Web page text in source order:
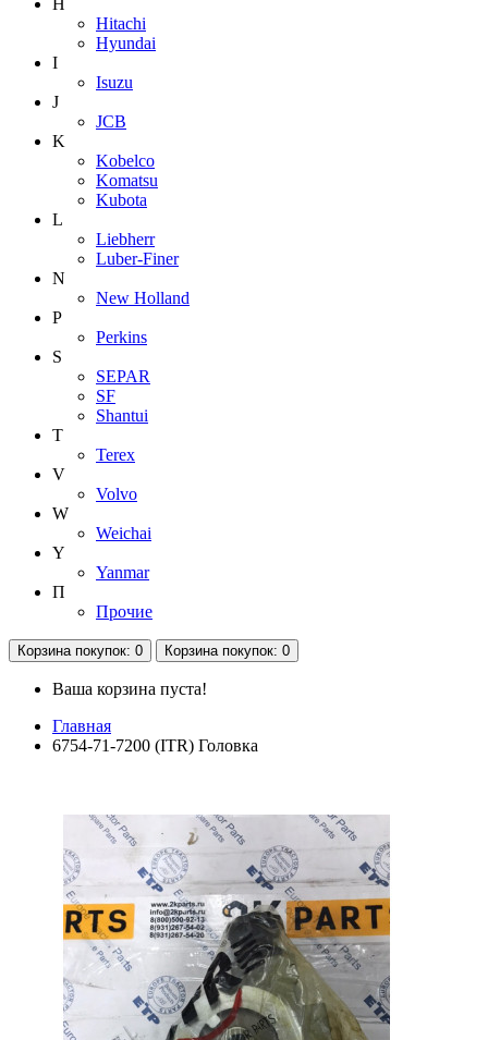
H
Hitachi
Hyundai
I
Isuzu
J
JCB
K
Kobelco
Komatsu
Kubota
L
Liebherr
Luber-Finer
N
New Holland
P
Perkins
S
SEPAR
SF
Shantui
T
Terex
V
Volvo
W
Weichai
Y
Yanmar
П
Прочие
Корзинапокупок: 0 Корзинапокупок: 0
Ваша корзина пуста!
Главная
6754-71-7200 (ITR) Головка